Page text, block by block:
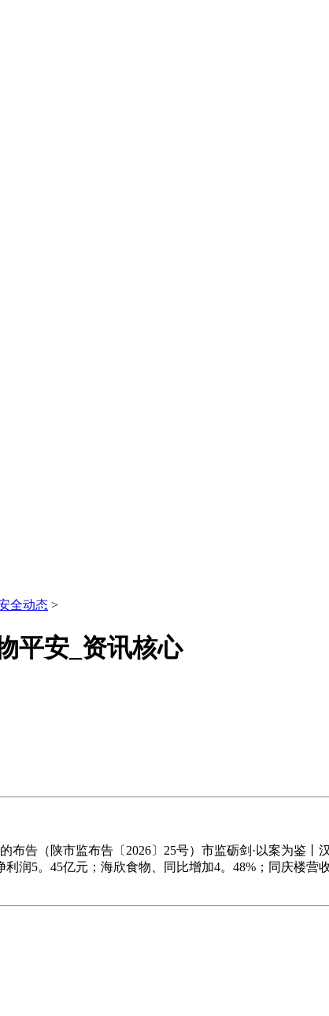
全动态 >
平安_资讯核心
（陕市监布告〔2026〕25号）市监砺剑·以案为鉴丨
利润5。45亿元；海欣食物、同比增加4。48%；同庆楼